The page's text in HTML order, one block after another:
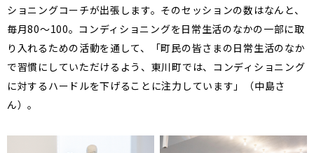
ショニングコーチが出張します。そのセッションの数はなんと、
毎月80～100。コンディショニングを日常生活のなかの一部に取
り入れるための活動を通して、「町民の皆さまの日常生活のなか
で習慣にしていただけるよう、東川町では、コンディショニング
に対するハードルを下げることに注力しています」（中島さ
ん）。